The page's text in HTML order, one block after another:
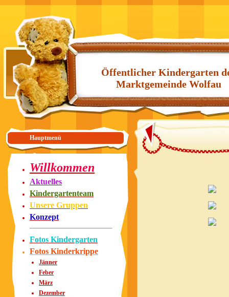
Öffentlicher Kindergarten
Marktgemeinde Wolfau
Hauptmenü
Willkommen
Aktuelles
Kindergartenteam
Unsere Gruppen
Konzept
Fotos Kindergarten
Fotos Kinderkrippe
Jänner
Feber
März
Dezember